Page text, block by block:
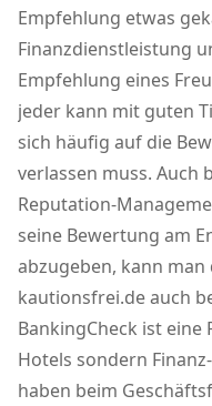
Empfehlung etwas
Finanzdienstleistung
Empfehlung eines
jeder kann mit guten
sich häufig auf die
verlassen muss. Auch
Reputation-
seine Bewertung am
abzugeben, kann man
kautionsfrei.de auch
BankingCheck ist
Hotels sondern
haben beim